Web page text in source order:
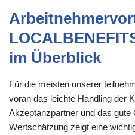
im Überblick
Für die meisten unserer
voran das leichte Handling der
Akzeptanzpartner und das gute
Wertschätzung zeigt eine